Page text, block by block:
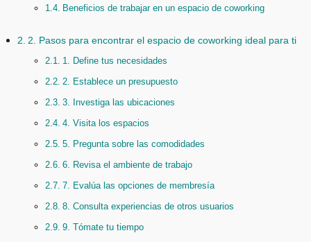
Beneficios de trabajar en un espacio de coworking
2. Pasos para encontrar el espacio de coworking ideal para ti
1. Define tus necesidades
2. Establece un presupuesto
3. Investiga las ubicaciones
4. Visita los espacios
5. Pregunta sobre las comodidades
6. Revisa el ambiente de trabajo
7. Evalúa las opciones de membresía
8. Consulta experiencias de otros usuarios
9. Tómate tu tiempo